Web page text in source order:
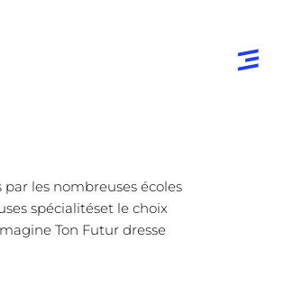
les nombreuses écoles
spécialitéset le choix
Ton Futur dresse